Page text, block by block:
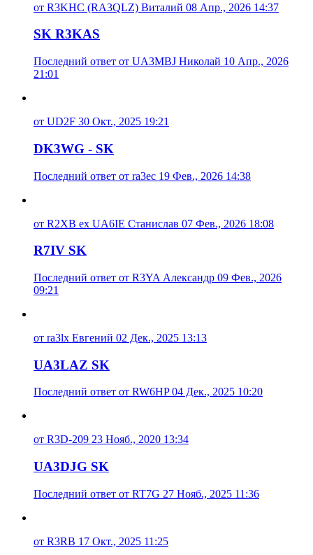
от R3KHC (RA3QLZ) Виталий 08 Апр., 2026 14:37
SK R3KAS
Последний ответ от UA3MBJ Николай 10 Апр., 2026
21:01
от UD2F 30 Окт., 2025 19:21
DK3WG - SK
Последний ответ от ra3ec 19 Фев., 2026 14:38
от R2XB ex UA6IE Станислав 07 Фев., 2026 18:08
R7IV SK
Последний ответ от R3YA Александр 09 Фев., 2026
09:21
от ra3lx Евгений 02 Дек., 2025 13:13
UA3LAZ SK
Последний ответ от RW6HP 04 Дек., 2025 10:20
от R3D-209 23 Нояб., 2020 13:34
UA3DJG SK
Последний ответ от RT7G 27 Нояб., 2025 11:36
от R3RB 17 Окт., 2025 11:25